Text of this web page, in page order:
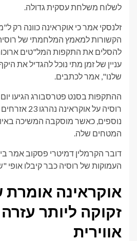
לשלוח משלחת עסקית גדולה.
זלנסקי אמר כי אוקראינה כוונה רק
הקשורות למאמץ המלחמתי של רוסיה
להסלים את התקפות המל"טים
עניין של זמן מתי נוכל להגדיל את
שלנו", אמר לכתבים.
ההתקפות בסנט פטרסבורג הגיעו
נוספים, כאשר מוסקבה המשיכה
המטחים שלה.
דובר הקרמלין דמיטרי פסקוב אמר
העמוקות של רוסיה כבר קיבלו אופי
אוקראינה אומרת
זקוקה ליותר
אווירית